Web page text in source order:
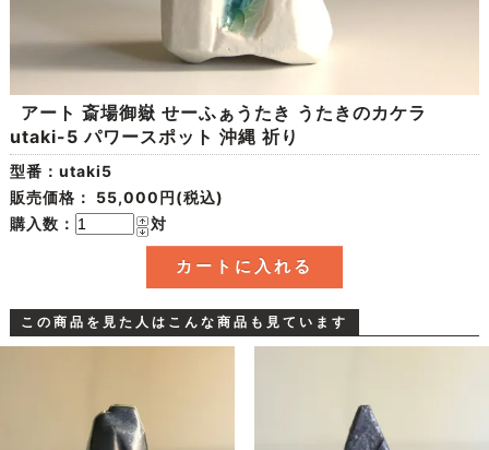
アート 斎場御嶽 せーふぁうたき うたきのカケラ
utaki-5 パワースポット 沖縄 祈り
型番：utaki5
販売価格： 55,000円(税込)
購入数：
対
この商品を見た人はこんな商品も見ています